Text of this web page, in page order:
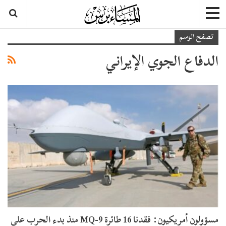
تصفح الوسم
الدفاع الجوي الإيراني
مسؤولون أمريكيون: فقدنا 16 طائرة MQ-9 منذ بدء الحرب على